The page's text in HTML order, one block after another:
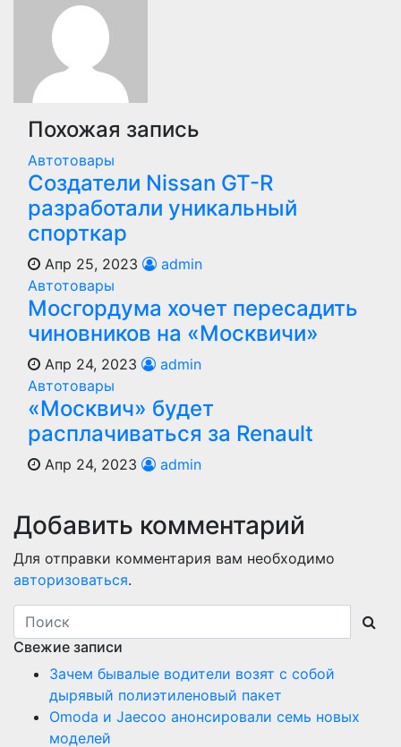
записям
Похожая запись
Автотовары
Создатели Nissan GT-R
разработали уникальный
спорткар
Апр 25, 2023
admin
Автотовары
Мосгордума хочет пересадить
чиновников на «Москвичи»
Апр 24, 2023
admin
Автотовары
«Москвич» будет
расплачиваться за Renault
Апр 24, 2023 admin
Добавить комментарий
Для отправки комментария вам необходимо
авторизоваться.
Свежие записи
Зачем бывалые водители возят с собой
дырявый полиэтиленовый пакет
Оmoda и Jaecoo анонсировали семь новых
моделей